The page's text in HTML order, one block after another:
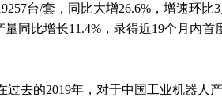
台/套，同比大增26.6%，增速环比
同比增长11.4%，录得近19个月内首
去的2019年，对于中国工业机器人